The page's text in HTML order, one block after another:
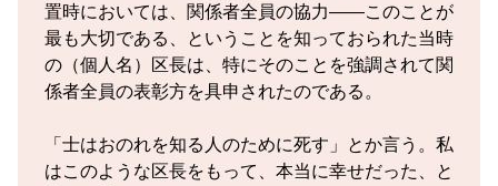
置時においては、関係者全員の協力——このことが
最も大切である、ということを知っておられた当時
の（個人名）区長は、特にそのことを強調されて関
係者全員の表彰方を具申されたのである。
「士はおのれを知る人のために死す」とか言う。私
はこのような区長をもって、本当に幸せだった、と